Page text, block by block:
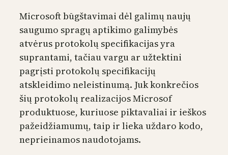
Microsoft būgštavimai dėl galimų naujų
saugumo spragų aptikimo galimybės
atvėrus protokolų specifikacijas yra
suprantami, tačiau vargu ar užtektini
pagrįsti protokolų specifikacijų
atskleidimo neleistinumą. Juk konkrečios
šių protokolų realizacijos Microsof
produktuose, kuriuose piktavaliai ir ieškos
pažeidžiamumų, taip ir lieka uždaro kodo,
neprieinamos naudotojams.